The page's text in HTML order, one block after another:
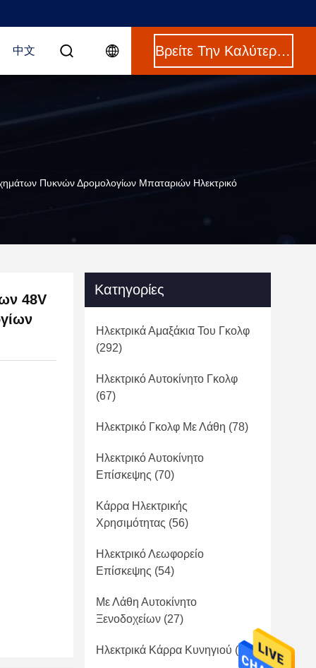
中文 Βρείτε Την Καλύτερη Τιμή
Πυκνών Δρομολογίων Μπαταριών Ηλεκτρικό
48V
Κατηγορίες
Ηλεκτρικά Αμαξάκια Του Γκολφ
(292)
Ηλεκτρικό Αυτοκίνητο Γκολφ
(67)
Ηλεκτρικό Γκολφ Με Λάθη (78)
Ηλεκτρικό Αυτοκίνητο
Επίσκεψης (70)
Κάρρα Ηλεκτρικής
Χρησιμότητας (56)
Ηλεκτρικό Λεωφορείο
Επίσκεψης (54)
Με Λάθη Αυτοκίνητο
Ξενοδοχείων (27)
Ηλεκτρικά Κάρρα Κυνηγιού (41)